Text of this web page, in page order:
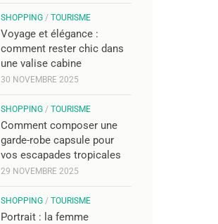
SHOPPING / TOURISME
Voyage et élégance :
comment rester chic dans
une valise cabine
30 NOVEMBRE 2025
SHOPPING / TOURISME
Comment composer une
garde-robe capsule pour
vos escapades tropicales
29 NOVEMBRE 2025
SHOPPING / TOURISME
Portrait : la femme